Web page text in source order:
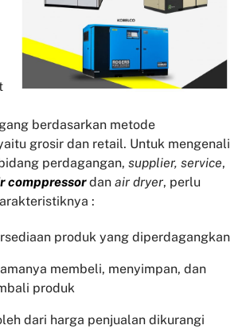
berdasarkan metode
grosir dan retail. Untuk mengenali
perdagangan,supplier, service,
comppressordanair dryer, perlu
:
produk yang diperdagangkan
membeli, menyimpan, dan
produk
dari harga penjualan dikurangi